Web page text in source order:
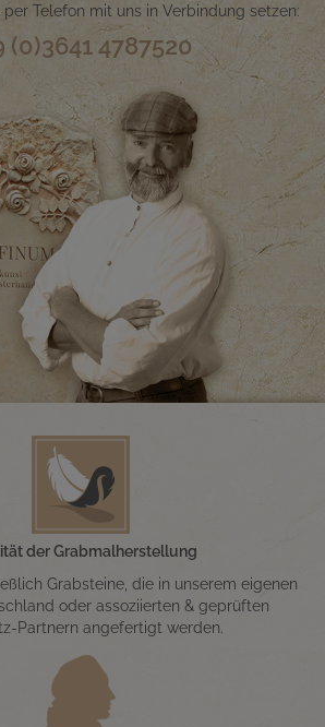
Telefon mit uns in Verbindung setzen:
(0)3641 4787520
der Grabmalherstellung
Grabsteine, die in unserem eigenen
oder assoziierten & geprüften
Partnern angefertigt werden.